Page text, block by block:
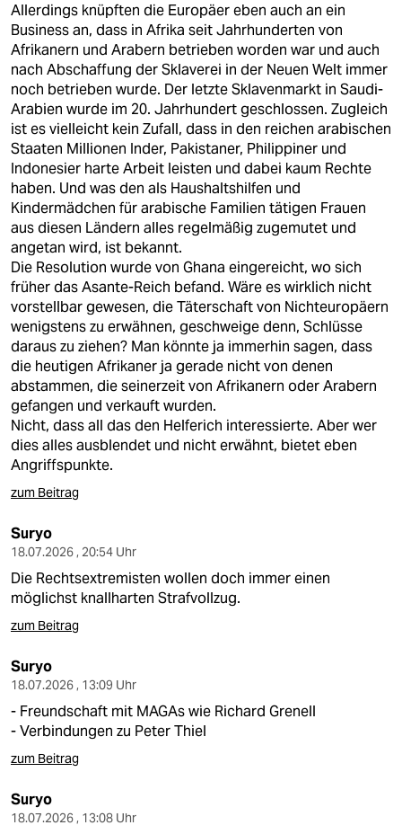
Allerdings knüpften die Europäer eben auch an ein
Business an, dass in Afrika seit Jahrhunderten von
Afrikanern und Arabern betrieben worden war und auch
nach Abschaffung der Sklaverei in der Neuen Welt immer
noch betrieben wurde. Der letzte Sklavenmarkt in Saudi-
Arabien wurde im 20. Jahrhundert geschlossen. Zugleich
ist es vielleicht kein Zufall, dass in den reichen arabischen
Staaten Millionen Inder, Pakistaner, Philippiner und
Indonesier harte Arbeit leisten und dabei kaum Rechte
haben. Und was den als Haushaltshilfen und
Kindermädchen für arabische Familien tätigen Frauen
aus diesen Ländern alles regelmäßig zugemutet und
angetan wird, ist bekannt.
Die Resolution wurde von Ghana eingereicht, wo sich
früher das Asante-Reich befand. Wäre es wirklich nicht
vorstellbar gewesen, die Täterschaft von Nichteuropäern
wenigstens zu erwähnen, geschweige denn, Schlüsse
daraus zu ziehen? Man könnte ja immerhin sagen, dass
die heutigen Afrikaner ja gerade nicht von denen
abstammen, die seinerzeit von Afrikanern oder Arabern
gefangen und verkauft wurden.
Nicht, dass all das den Helferich interessierte. Aber wer
dies alles ausblendet und nicht erwähnt, bietet eben
Angriffspunkte.
zum Beitrag
Suryo
18.07.2026 , 20:54 Uhr
Die Rechtsextremisten wollen doch immer einen
möglichst knallharten Strafvollzug.
zum Beitrag
Suryo
18.07.2026 , 13:09 Uhr
- Freundschaft mit MAGAs wie Richard Grenell
- Verbindungen zu Peter Thiel
zum Beitrag
Suryo
18.07.2026 , 13:08 Uhr